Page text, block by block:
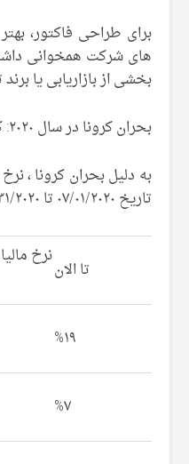
های شرکت همخوانی
بخشی از بازاریابی یا
بحران کرونا در سال ۲۰۲۰: کاهش نرخ مالیات فروش
به دلیل بحران کرونا ،
تاریخ ۰۷/۰۱/۲۰۲۰ تا ۱۲/۳۱/۲۰۲۰ اعمال می شود:
تا الان
نرخ
%۱۹
%۷